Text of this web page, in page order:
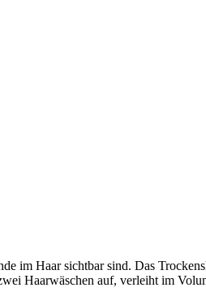
im Haar sichtbar sind. Das
Haarwäschen auf, verleiht im